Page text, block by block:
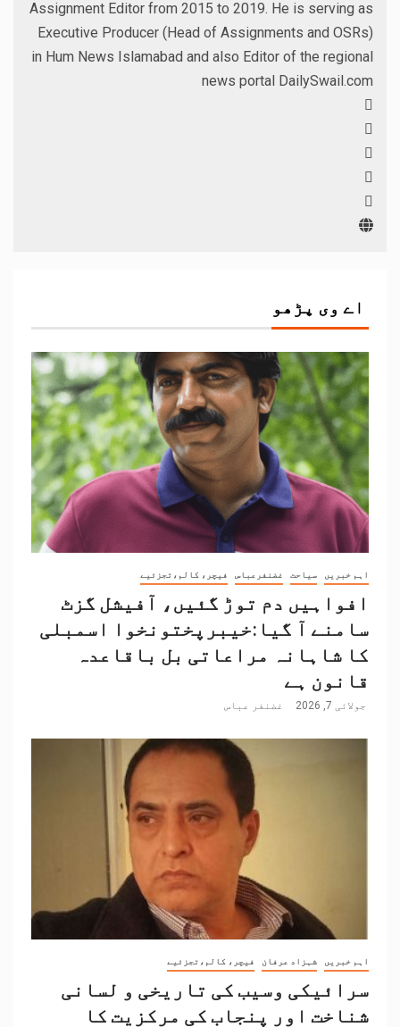
Assignment Editor from 2015 to 2019. He is serving as
Executive Producer (Head of Assignments and OSRs)
in Hum News Islamabad and also Editor of the regional
news portal DailySwail.com
اے وی پڑھو
اہم خبریں سیاحت غضنفرعباس فیچر، کالم،تجزئیے
افواہیں دم توڑ گئیں، آفیشل گزٹ
سامنے آ گیا:خیبرپختونخوا اسمبلی
کا شاہانہ مراعاتی بل باقاعدہ
قانون ہے
جولائی 7, 2026 غضنفر عباس
اہم خبریں شہزاد عرفان فیچر، کالم،تجزئیے
سرائیکی وسیب کی تاریخی و لسانی
شناخت اور پنجاب کی مرکزیت کا